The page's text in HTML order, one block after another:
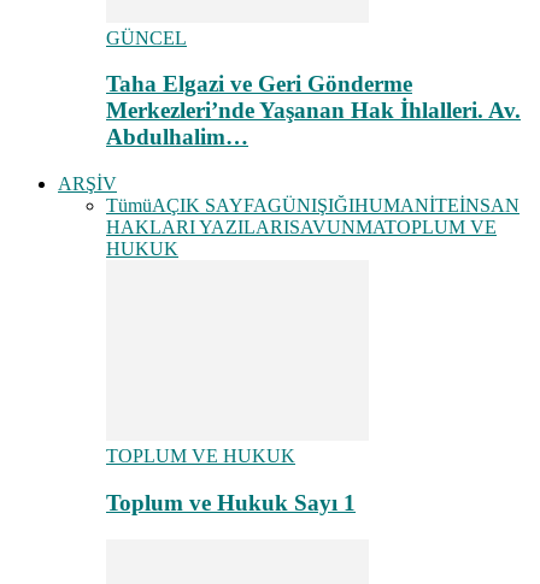
GÜNCEL
Taha Elgazi ve Geri Gönderme
Merkezleri’nde Yaşanan Hak İhlalleri. Av.
Abdulhalim…
ARŞİV
TümüAÇIK SAYFAGÜNIŞIĞIHUMANİTEİNSAN
HAKLARI YAZILARISAVUNMATOPLUM VE
HUKUK
TOPLUM VE HUKUK
Toplum ve Hukuk Sayı 1